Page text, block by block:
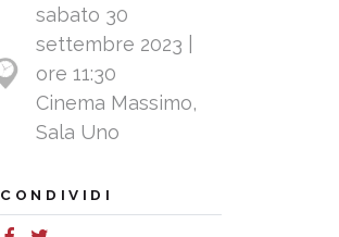
sabato 30
settembre 2023 |
ore 11:30
Cinema Massimo,
Sala Uno
CONDIVIDI